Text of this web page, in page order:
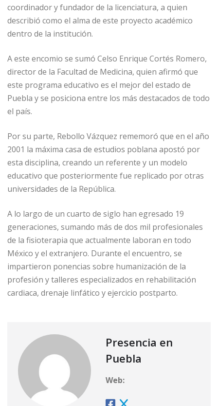
coordinador y fundador de la licenciatura, a quien
describió como el alma de este proyecto académico
dentro de la institución.
A este encomio se sumó Celso Enrique Cortés Romero,
director de la Facultad de Medicina, quien afirmó que
este programa educativo es el mejor del estado de
Puebla y se posiciona entre los más destacados de todo
el país.
Por su parte, Rebollo Vázquez rememoró que en el año
2001 la máxima casa de estudios poblana apostó por
esta disciplina, creando un referente y un modelo
educativo que posteriormente fue replicado por otras
universidades de la República.
A lo largo de un cuarto de siglo han egresado 19
generaciones, sumando más de dos mil profesionales
de la fisioterapia que actualmente laboran en todo
México y el extranjero. Durante el encuentro, se
impartieron ponencias sobre humanización de la
profesión y talleres especializados en rehabilitación
cardiaca, drenaje linfático y ejercicio postparto.
Presencia en
Puebla
Web: